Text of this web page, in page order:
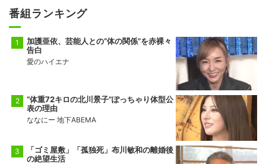
番組ランキング
加護亜依、芸能人との“体の関係”を赤裸々
告白
愛のハイエナ
“体重72キロの北川景子”ぽっちゃり体型公
表の理由
ななにー 地下ABEMA
「ゴミ屋敷」「孤独死」布川敏和の離婚後
の絶望生活